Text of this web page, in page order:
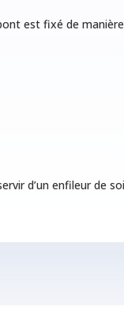
est fixé de manière
d’un enfileur de